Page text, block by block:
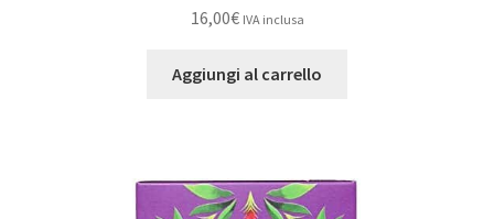
16,00€ IVA inclusa
Aggiungi al carrello